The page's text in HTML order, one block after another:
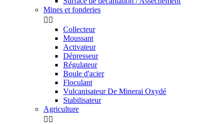
Mines et fonderies
 
Collecteur
Moussant
Activateur
Dépresseur
Régulateur
Boule d'acier
Floculant
Vulcanisateur De Minerai Oxydé
Stabilisateur
Agriculture
 